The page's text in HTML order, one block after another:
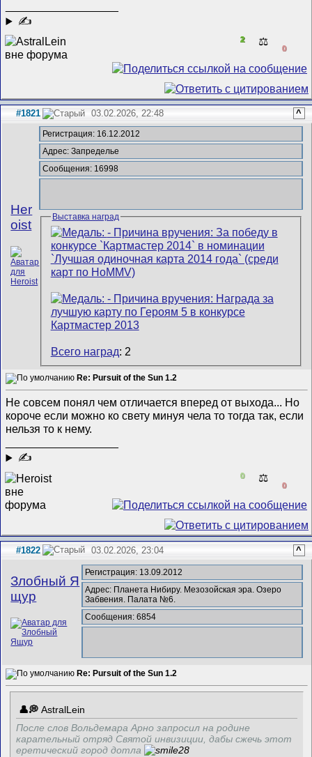
✍
2 ⚖️
0
#1821 03.02.2026, 22:48 ^
Her
oist
Регистрация: 16.12.2012
Адрес: Запределье
Сообщения: 16998
Выставка наград
Всего наград: 2
Re: Pursuit of the Sun 1.2
Не совсем понял чем отличается вперед от выхода... Но
короче если можно ко свету минуя чела то тогда так, если
нельзя то к нему.
✍
0 ⚖️
0
#1822 03.02.2026, 23:04 ^
Злобный Я
щур
Регистрация: 13.09.2012
Адрес: Планета Нибиру. Мезозойская эра. Озеро
Забвения. Палата №6.
Сообщения: 6854
Re: Pursuit of the Sun 1.2
AstralLein
После слов Вольдемара Арно запросил на родине
карательный отряд Святой инвизиции, дабы сжечь этот
еретический город дотла